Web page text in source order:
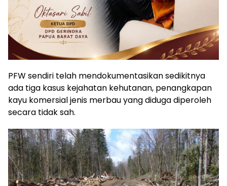
PFW sendiri telah mendokumentasikan sedikitnya
ada tiga kasus kejahatan kehutanan, penangkapan
kayu komersial jenis merbau yang diduga diperoleh
secara tidak sah.